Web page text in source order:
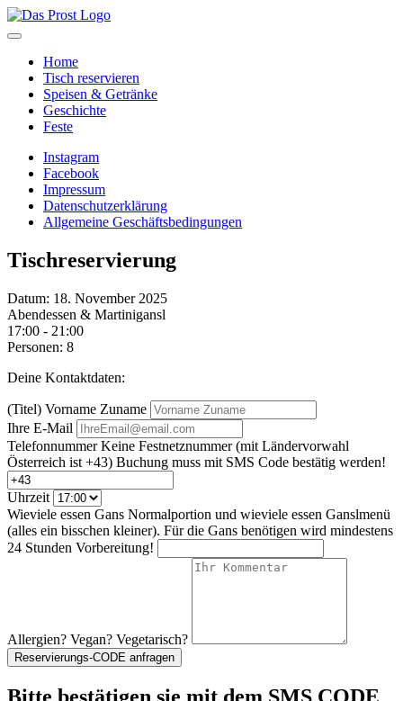
Home
Tisch reservieren
Speisen & Getränke
Geschichte
Feste
Instagram
Facebook
Impressum
Datenschutzerklärung
Allgemeine Geschäftsbedingungen
Tischreservierung
Datum: 18. November 2025
Abendessen & Martinigansl
17:00 - 21:00
Personen: 8
Deine Kontaktdaten:
(Titel) Vorname Zuname
Ihre E-Mail
TelefonnummerKeine Festnetznummer (mit Ländervorwahl
Österreich ist +43) Buchung muss mit SMS Code bestätig werden!
Uhrzeit
Wieviele essen Gans Normalportion und wieviele essen Ganslmenü
(alles ein bisschen kleiner). Für die Gans benötigen wird mindestens
24 Stunden Vorbereitung!
Allergien? Vegan? Vegetarisch?
Reservierungs-CODE anfragen
Bitte bestätigen sie mit dem SMS CODE